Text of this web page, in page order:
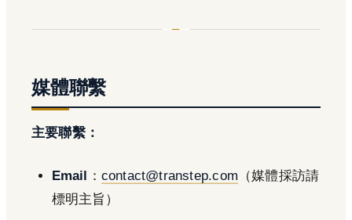
媒體聯繫
主要聯繫：
Email ： contact@transtep.com （媒體採訪請
標明主旨）